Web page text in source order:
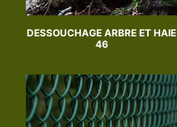
DESSOUCHAGE ARBRE ET HAIE
46